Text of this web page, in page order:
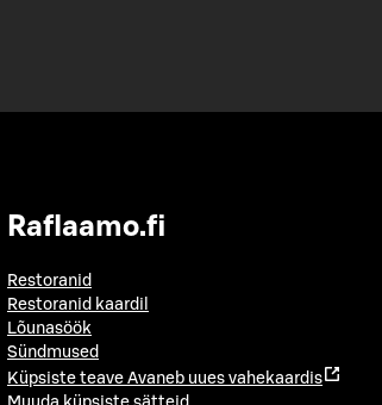
Raflaamo.fi
Restoranid
Restoranid kaardil
Lõunasöök
Sündmused
Küpsiste teave Avaneb uues vahekaardis